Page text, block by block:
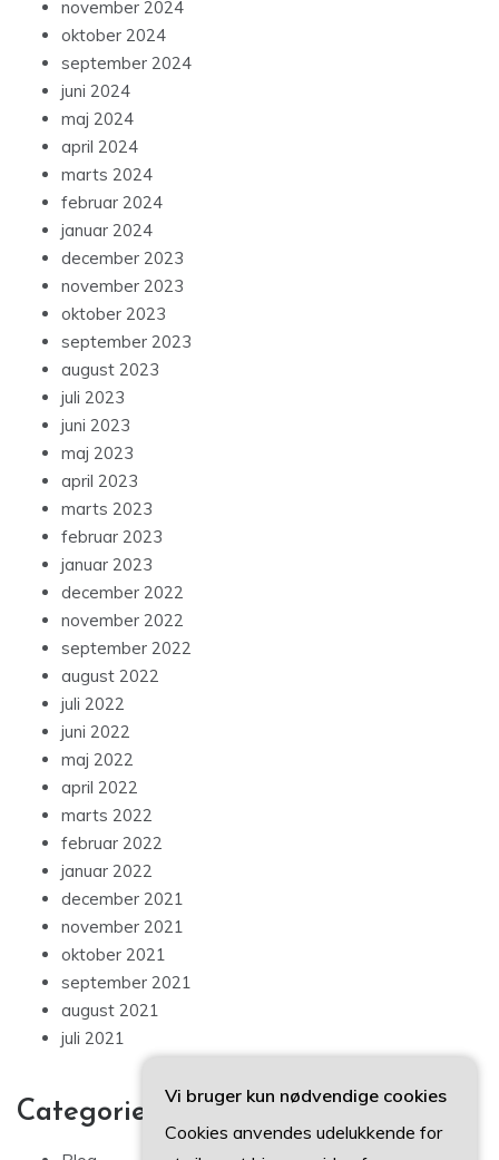
november 2024
oktober 2024
september 2024
juni 2024
maj 2024
april 2024
marts 2024
februar 2024
januar 2024
december 2023
november 2023
oktober 2023
september 2023
august 2023
juli 2023
juni 2023
maj 2023
april 2023
marts 2023
februar 2023
januar 2023
december 2022
november 2022
september 2022
august 2022
juli 2022
juni 2022
maj 2022
april 2022
marts 2022
februar 2022
januar 2022
december 2021
november 2021
oktober 2021
september 2021
august 2021
juli 2021
Categories
Vi bruger kun nødvendige cookies
Cookies anvendes udelukkende for